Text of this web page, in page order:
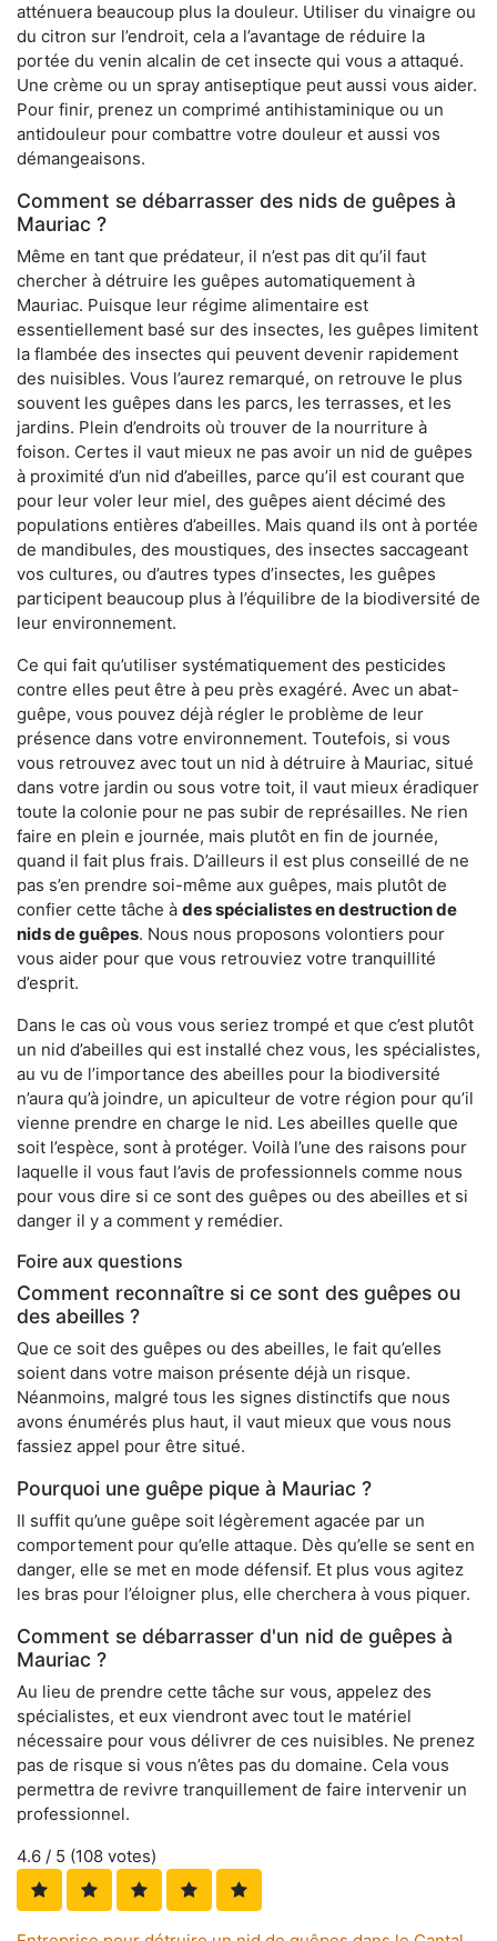
atténuera beaucoup plus la douleur. Utiliser du vinaigre ou
du citron sur l’endroit, cela a l’avantage de réduire la
portée du venin alcalin de cet insecte qui vous a attaqué.
Une crème ou un spray antiseptique peut aussi vous aider.
Pour finir, prenez un comprimé antihistaminique ou un
antidouleur pour combattre votre douleur et aussi vos
démangeaisons.
Comment se débarrasser des nids de guêpes à
Mauriac ?
Même en tant que prédateur, il n’est pas dit qu’il faut
chercher à détruire les guêpes automatiquement à
Mauriac. Puisque leur régime alimentaire est
essentiellement basé sur des insectes, les guêpes limitent
la flambée des insectes qui peuvent devenir rapidement
des nuisibles. Vous l’aurez remarqué, on retrouve le plus
souvent les guêpes dans les parcs, les terrasses, et les
jardins. Plein d’endroits où trouver de la nourriture à
foison. Certes il vaut mieux ne pas avoir un nid de guêpes
à proximité d’un nid d’abeilles, parce qu’il est courant que
pour leur voler leur miel, des guêpes aient décimé des
populations entières d’abeilles. Mais quand ils ont à portée
de mandibules, des moustiques, des insectes saccageant
vos cultures, ou d’autres types d’insectes, les guêpes
participent beaucoup plus à l’équilibre de la biodiversité de
leur environnement.
Ce qui fait qu’utiliser systématiquement des pesticides
contre elles peut être à peu près exagéré. Avec un abat-
guêpe, vous pouvez déjà régler le problème de leur
présence dans votre environnement. Toutefois, si vous
vous retrouvez avec tout un nid à détruire à Mauriac, situé
dans votre jardin ou sous votre toit, il vaut mieux éradiquer
toute la colonie pour ne pas subir de représailles. Ne rien
faire en plein e journée, mais plutôt en fin de journée,
quand il fait plus frais. D’ailleurs il est plus conseillé de ne
pas s’en prendre soi-même aux guêpes, mais plutôt de
confier cette tâche à des spécialistes en destruction de
nids de guêpes. Nous nous proposons volontiers pour
vous aider pour que vous retrouviez votre tranquillité
d’esprit.
Dans le cas où vous vous seriez trompé et que c’est plutôt
un nid d’abeilles qui est installé chez vous, les spécialistes,
au vu de l’importance des abeilles pour la biodiversité
n’aura qu’à joindre, un apiculteur de votre région pour qu’il
vienne prendre en charge le nid. Les abeilles quelle que
soit l’espèce, sont à protéger. Voilà l’une des raisons pour
laquelle il vous faut l’avis de professionnels comme nous
pour vous dire si ce sont des guêpes ou des abeilles et si
danger il y a comment y remédier.
Foire aux questions
Comment reconnaître si ce sont des guêpes ou
des abeilles ?
Que ce soit des guêpes ou des abeilles, le fait qu’elles
soient dans votre maison présente déjà un risque.
Néanmoins, malgré tous les signes distinctifs que nous
avons énumérés plus haut, il vaut mieux que vous nous
fassiez appel pour être situé.
Pourquoi une guêpe pique à Mauriac ?
Il suffit qu’une guêpe soit légèrement agacée par un
comportement pour qu’elle attaque. Dès qu’elle se sent en
danger, elle se met en mode défensif. Et plus vous agitez
les bras pour l’éloigner plus, elle cherchera à vous piquer.
Comment se débarrasser d'un nid de guêpes à
Mauriac ?
Au lieu de prendre cette tâche sur vous, appelez des
spécialistes, et eux viendront avec tout le matériel
nécessaire pour vous délivrer de ces nuisibles. Ne prenez
pas de risque si vous n’êtes pas du domaine. Cela vous
permettra de revivre tranquillement de faire intervenir un
professionnel.
4.6 / 5 (108 votes)